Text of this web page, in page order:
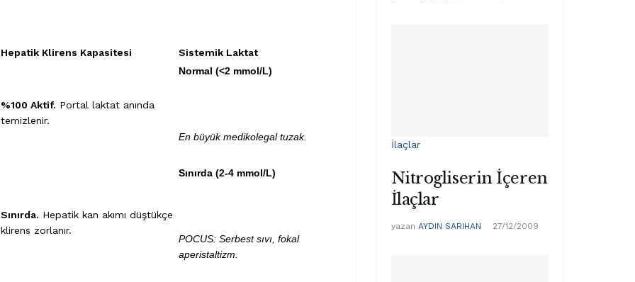
Hepatik Klirens Kapasitesi Sistemik Laktat
%100 Aktif. Portal laktat anında
temizlenir.
Normal (<2 mmol/L)
En büyük medikolegal tuzak.
Sınırda. Hepatik kan akımı düştükçe
klirens zorlanır.
Sınırda (2-4 mmol/L)
POCUS: Serbest sıvı, fokal
aperistaltizm.
İlaçlar
Nitrogliserin İçeren
İlaçlar
yazan AYDIN SARIHAN 27/12/2009